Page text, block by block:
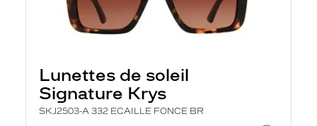
Lunettes de soleil
Signature Krys
SKJ2503-A 332 ECAILLE FONCE BR